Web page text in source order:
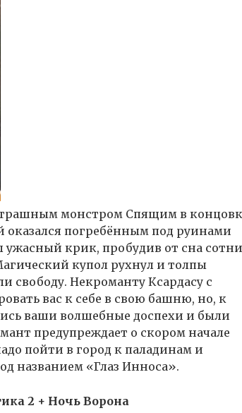
монстром Спящим в
оказался погребённым под руинами
крик, пробудив от сна сотни
купол рухнул и толпы
свободу. Некроманту Ксардасу с
вас к себе в свою башню, но, к
ваши волшебные доспехи и были
предупреждает о скором начале
пойти в город к паладинам и
названием «Глаз Инноса».
2 + Ночь Ворона